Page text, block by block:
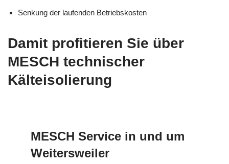
Senkung der laufenden Betriebskosten
Damit profitieren Sie über
MESCH technischer
Kälteisolierung
MESCH Service in und um
Weitersweiler